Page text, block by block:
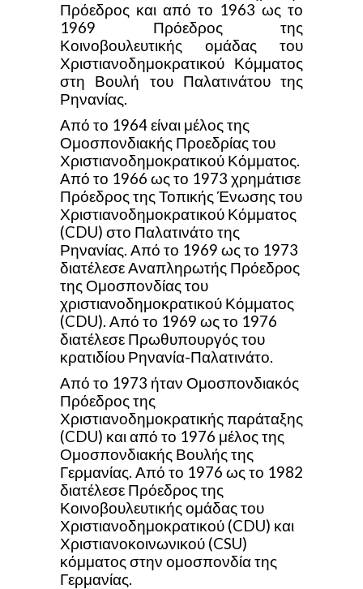
Πρόεδρος και από το 1963 ως το
1969 Πρόεδρος της
Κοινοβουλευτικής ομάδας του
Χριστιανοδημοκρατικού Κόμματος
στη Βουλή του Παλατινάτου της
Ρηνανίας.
Από το 1964 είναι μέλος της
Ομοσπονδιακής Προεδρίας του
Χριστιανοδημοκρατικού Κόμματος.
Από το 1966 ως το 1973 χρημάτισε
Πρόεδρος της Τοπικής Ένωσης του
Χριστιανοδημοκρατικού Κόμματος
(CDU) στο Παλατινάτο της
Ρηνανίας. Από το 1969 ως το 1973
διατέλεσε Αναπληρωτής Πρόεδρος
της Ομοσπονδίας του
χριστιανοδημοκρατικού Κόμματος
(CDU). Από το 1969 ως το 1976
διατέλεσε Πρωθυπουργός του
κρατιδίου Ρηνανία-Παλατινάτο.
Από το 1973 ήταν Ομοσπονδιακός
Πρόεδρος της
Χριστιανοδημοκρατικής παράταξης
(CDU) και από το 1976 μέλος της
Ομοσπονδιακής Βουλής της
Γερμανίας. Από το 1976 ως το 1982
διατέλεσε Πρόεδρος της
Κοινοβουλευτικής ομάδας του
Χριστιανοδημοκρατικού (CDU) και
Χριστιανοκοινωνικού (CSU)
κόμματος στην ομοσπονδία της
Γερμανίας.